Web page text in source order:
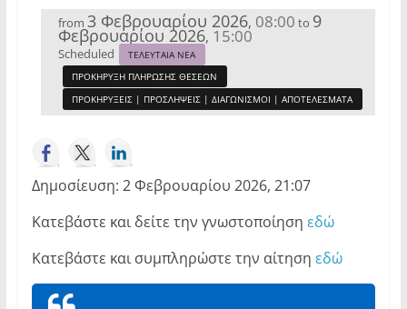
from 3 Φεβρουαρίου 2026, 08:00 to 9
Φεβρουαρίου 2026, 15:00
Scheduled
ΤΕΛΕΥΤΑΙΑ ΝΕΑ
ΠΡΟΚΗΡΥΞΗ ΠΛΗΡΩΣΗΣ ΘΕΣΕΩΝ
ΠΡΟΚΗΡΥΞΕΙΣ | ΠΡΟΣΛΗΨΕΙΣ | ΔΙΑΓΩΝΙΣΜΟΙ | ΑΠΟΤΕΛΕΣΜΑΤΑ
Δημοσίευση: 2 Φεβρουαρίου 2026, 21:07
Κατεβάστε και δείτε την γνωστοποίηση εδώ
Κατεβάστε και συμπληρώστε την αίτηση εδώ